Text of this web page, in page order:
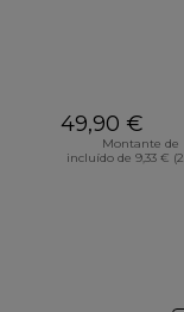
49,90 €
Montante de
incluído de 9,33 €